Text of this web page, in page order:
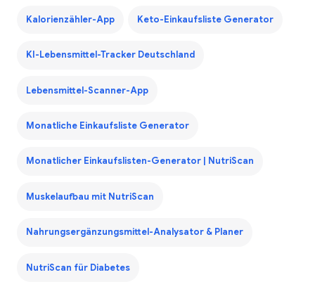
Kalorienzähler-App Keto-Einkaufsliste Generator
KI-Lebensmittel-Tracker Deutschland
Lebensmittel-Scanner-App
Monatliche Einkaufsliste Generator
Monatlicher Einkaufslisten-Generator | NutriScan
Muskelaufbau mit NutriScan
Nahrungsergänzungsmittel-Analysator & Planer
NutriScan für Diabetes